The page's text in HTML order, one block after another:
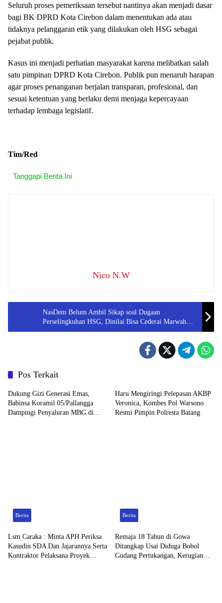
Seluruh proses pemeriksaan tersebut nantinya akan menjadi dasar
bagi BK DPRD Kota Cirebon dalam menentukan ada atau
tidaknya pelanggaran etik yang dilakukan oleh HSG sebagai
pejabat publik.
Kasus ini menjadi perhatian masyarakat karena melibatkan salah
satu pimpinan DPRD Kota Cirebon. Publik pun menaruh harapan
agar proses penanganan berjalan transparan, profesional, dan
sesuai ketentuan yang berlaku demi menjaga kepercayaan
terhadap lembaga legislatif.
Tim/Red
Tanggapi Berita Ini
Nico N.W
NasDem Belum Ambil Sikap soal Dugaan
Perselingkuhan HSG, Dinilai Bisa Cederai Marwah
Partai
Pos Terkait
Dukung Gizi Generasi Emas,
Babinsa Koramil 05/Pallangga
Dampingi Penyaluran MBG di
Haru Mengiringi Pelepasan AKBP
Veronica, Kombes Pol Warsono
Resmi Pimpin Polresta Batang
Berita
Lsm Caraka : Minta APH Periksa
Kasudin SDA Dan Jajarannya Serta
Kontraktor Pelaksana Proyek
Berita
Remaja 18 Tahun di Gowa
Ditangkap Usai Diduga Bobol
Gudang Pertukangan, Kerugian